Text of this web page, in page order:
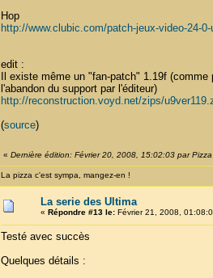
Hop
http://www.clubic.com/patch-jeux-video-24-
edit :
Il existe même un "fan-patch" 1.19f
l'abandon du support par l'éditeur)
http://reconstruction.voyd.net/zips/
(source)
« Dernière édition: Février 20, 2008, 15:02:03 par Pizza
La pizza c'est sympa, mangez-en !
La serie des Ultima
« Répondre #13 le:Février 21, 2008,
Testé avec succès
Quelques détails :